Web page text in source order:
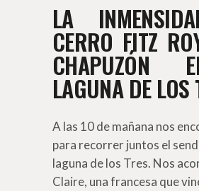
LA
CERRO FITZ
CHAPUZÓN
LAGUNA DE LOS
A las 10 de mañana nos
para recorrer juntos el
laguna de los Tres. Nos
Claire, una francesa que